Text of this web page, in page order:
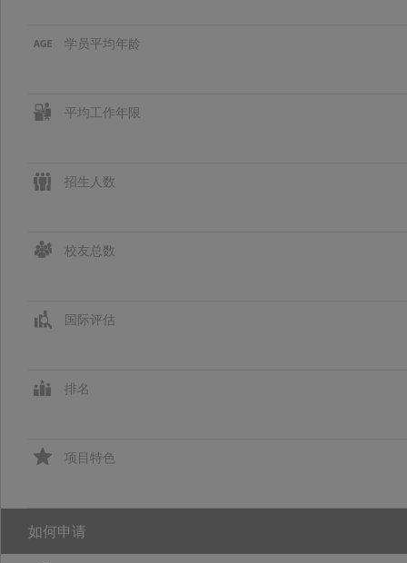
学员平均年龄
平均工作年限
招生人数
校友总数
国际评估
排名
项目特色
如何申请